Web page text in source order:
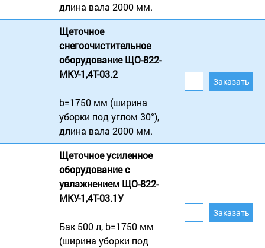
длина вала 2000 мм.
Щеточное
снегоочистительное
оборудование ЩО-822-
МКУ-1,4Т-03.2
b=1750 мм (ширина
уборки под углом 30°),
длина вала 2000 мм.
Щеточное усиленное
оборудование с
увлажнением ЩО-822-
МКУ-1,4Т-03.1У
Бак 500 л, b=1750 мм
(ширина уборки под